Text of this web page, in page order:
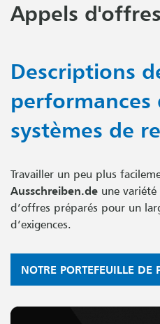
Appels d'offres
Descriptions
performances
systèmes de
Travailler un peu plus
Ausschreiben.de une
d’offres préparés pour un
d’exigences.
NOTRE PORTEFEUILLE DE